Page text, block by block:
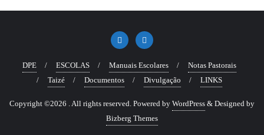
DPE ESCOLAS Manuais Escolares
Notas Pastorais
Taizé
Documentos Divulgação LINKS
Copyright ©2026 . All rights reserved. Powered by WordPress & Designed by
Bizberg Themes